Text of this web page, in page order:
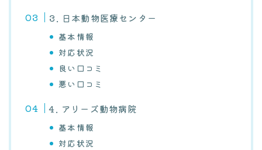
3. 日本動物医療センター
基本情報
対応状況
良い口コミ
悪い口コミ
4. アリーズ動物病院
基本情報
対応状況